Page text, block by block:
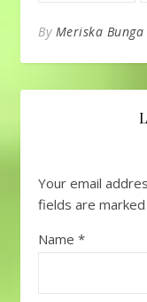
By Meriska Bunga
Your email
fields are marked
Name *